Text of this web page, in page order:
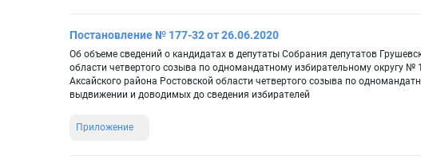
Постановление № 177-32 от 26.06.2020
Об объеме сведений о кандидатах в депутаты Собрания депутатов
области четвертого созыва по одномандатному избирательному округу №
Аксайского района Ростовской области четвертого созыва по
выдвижении и доводимых до сведения избирателей
Приложение